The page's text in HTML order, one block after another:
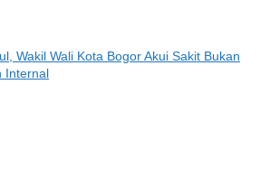
Wakil Wali Kota Bogor Akui Sakit Bukan
Internal